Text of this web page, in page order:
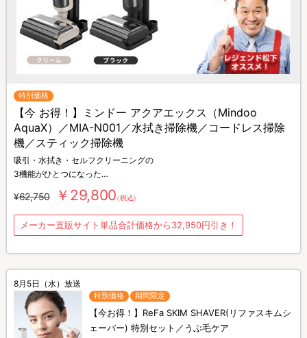
特別価格
【今 お得！】ミンドー アクアエックス（Mindoo
AquaX）／MIA-N001／水拭き掃除機／コードレス掃除
機／スティック掃除機
吸引・水拭き・セルフクリーニングの
3機能がひとつになった
コードレス水拭き掃除機
「ミンドー アクアエックス（Mindoo AquaX）」
¥62,750 ￥29,800（税込）
メーカー直販サイト単品合計価格から32,950円引き！
8月5日（水）放送
特別価格 期間限定
【今お得！】ReFa SKIM SHAVER(リファスキムシ
ェーバー) 特別セット／うぶ毛ケア